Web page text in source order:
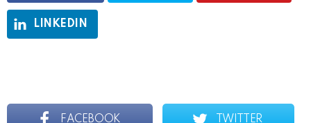
LINKEDIN
FACEBOOK TWITTER